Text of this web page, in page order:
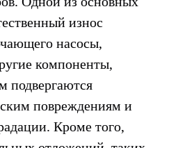
износ
насосы,
компоненты,
подвергаются
повреждениям и
Кроме того,